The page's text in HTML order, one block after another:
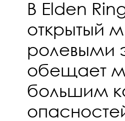
В Elden
открытый
ролевыми
обещает
большим